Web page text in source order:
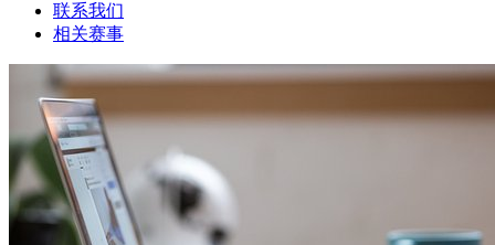
联系我们
相关赛事